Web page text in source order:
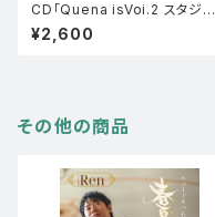
CD「Quena isVoi.2 スタジオ
ジブリの世界」
¥2,600
その他の商品